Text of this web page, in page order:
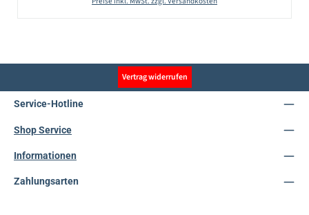
Vertrag widerrufen
Service-Hotline
Shop Service
Informationen
Zahlungsarten